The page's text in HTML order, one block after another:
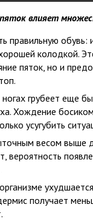
влияет
правильную обувь:
колодкой.
пяток, но и
грубеет еще
Хождение
усугубить
весом выше
вероятность
получает